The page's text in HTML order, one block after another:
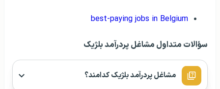
best-paying jobs in Belgium
سؤالات متداول مشاغل پردرآمد بلژیک
مشاغل پردرآمد بلژیک کدامند؟